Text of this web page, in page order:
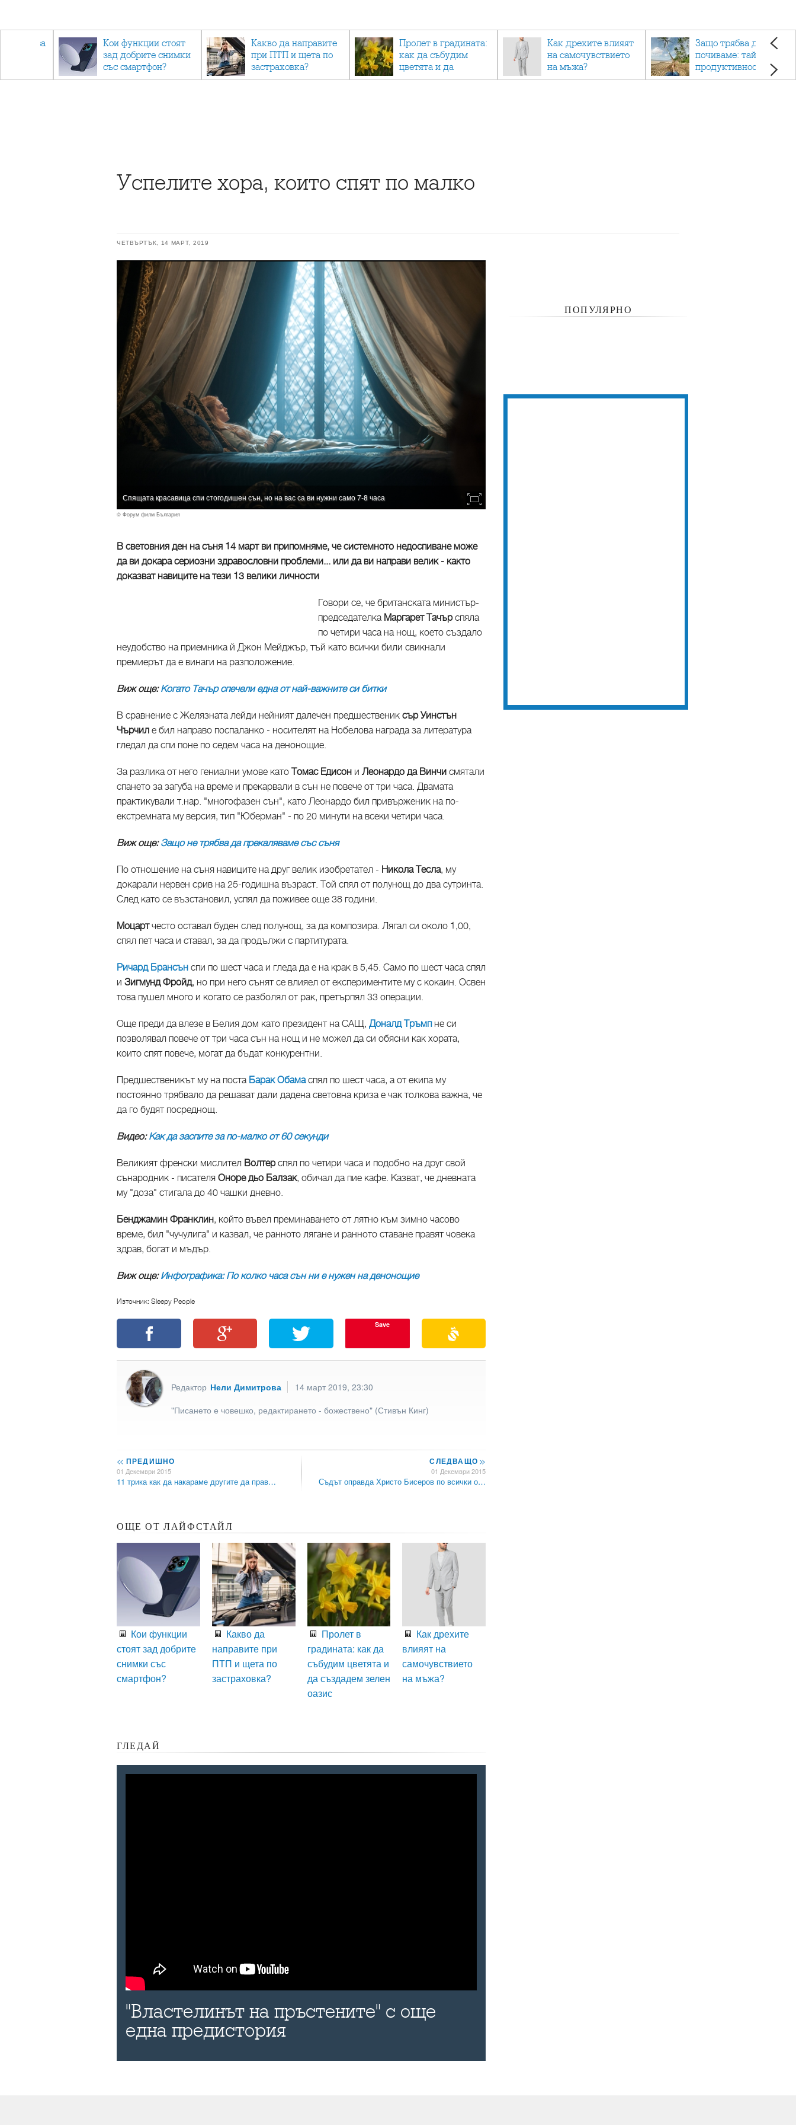
съвети за
Кои функции стоят
зад добрите снимки
със смартфон?
Какво да направите
при ПТП и щета по
застраховка?
Пролет в градината:
как да събудим
цветята и да
създадем зелен
Как дрехите влияят
на самочувствието
на мъжа?
Защо трябва да си
почиваме: тайната на
продуктивността,
здравето и добрия
Успелите хора, които спят по малко
ЧЕТВЪРТЪК, 14 МАРТ, 2019
Спящата красавица спи стогодишен сън, но на вас са ви нужни само 7-8 часа
© Форум филм България
В световния ден на съня 14 март ви припомняме, че системното недоспиване може
да ви докара сериозни здравословни проблеми... или да ви направи велик - както
доказват навиците на тези 13 велики личности
Говори се, че британската министър-
председателкаМаргарет Тачърспяла
по четири часа на нощ, което създало
неудобство на приемника й Джон Мейджър, тъй като всички били свикнали
премиерът да е винаги на разположение.
Виж още:Когато Тачър спечели една от най-важните си битки
В сравнение с Желязната лейди нейният далечен предшественик сър Уинстън
Чърчил е бил направо поспаланко - носителят на Нобелова награда за литература
гледал да спи поне по седем часа на денонощие.
За разлика от него гениални умове като Томас Едисон и Леонардо да Винчи смятали
спането за загуба на време и прекарвали в сън не повече от три часа. Двамата
практикували т.нар. "многофазен сън", като Леонардо бил привърженик на по-
екстремната му версия, тип "Юберман" - по 20 минути на всеки четири часа.
Виж още:Защо не трябва да прекаляваме със съня
По отношение на съня навиците на друг велик изобретател - Никола Тесла, му
докарали нервен срив на 25-годишна възраст. Той спял от полунощ до два сутринта.
След като се възстановил, успял да поживее още 38 години.
Моцартчесто оставал буден след полунощ, за да композира. Лягал си около 1,00,
спял пет часа и ставал, за да продължи с партитурата.
Ричард Брансън спи по шест часа и гледа да е на крак в 5,45. Само по шест часа спял
и Зигмунд Фройд, но при него сънят се влияел от експериментите му с кокаин. Освен
това пушел много и когато се разболял от рак, претърпял 33 операции.
Още преди да влезе в Белия дом като президент на САЩ, Доналд Тръмп не си
позволявал повече от три часа сън на нощ и не можел да си обясни как хората,
които спят повече, могат да бъдат конкурентни.
Предшественикът му на поста Барак Обама спял по шест часа, а от екипа му
постоянно трябвало да решават дали дадена световна криза е чак толкова важна, че
да го будят посреднощ.
Видео:Как да заспите за по-малко от 60 секунди
Великият френски мислител Волтерспял по четири часа и подобно на друг свой
сънародник - писателя Оноре дьо Балзак, обичал да пие кафе. Казват, че дневната
му "доза" стигала до 40 чашки дневно.
Бенджамин Франклин, който въвел преминаването от лятно към зимно часово
време, бил "чучулига" и казвал, че ранното лягане и ранното ставане правят човека
здрав, богат и мъдър.
Виж още:Инфографика: По колко часа сън ни е нужен на денонощие
Източник: Sleepy People
Save
Редактор Нели Димитрова
14 март 2019, 23:30
"Писането е човешко, редактирането - божествено" (Стивън Кинг)
<< ПРЕДИШНО
01 Декември 2015
11 трика как да накараме другите да прав…
СЛЕДВАЩО>>
01 Декември 2015
Съдът оправда Христо Бисеров по всички о…
ОЩЕ ОТ ЛАЙФСТАЙЛ
Кои функции
стоят зад добрите
снимки със
смартфон?
Какво да
направите при
ПТП и щета по
застраховка?
Пролет в
градината: как да
събудим цветята и
да създадем зелен
оазис
Как дрехите
влияят на
самочувствието
на мъжа?
ГЛЕДАЙ
"Властелинът на пръстените" с още
една предистория
ПОПУЛЯРНО